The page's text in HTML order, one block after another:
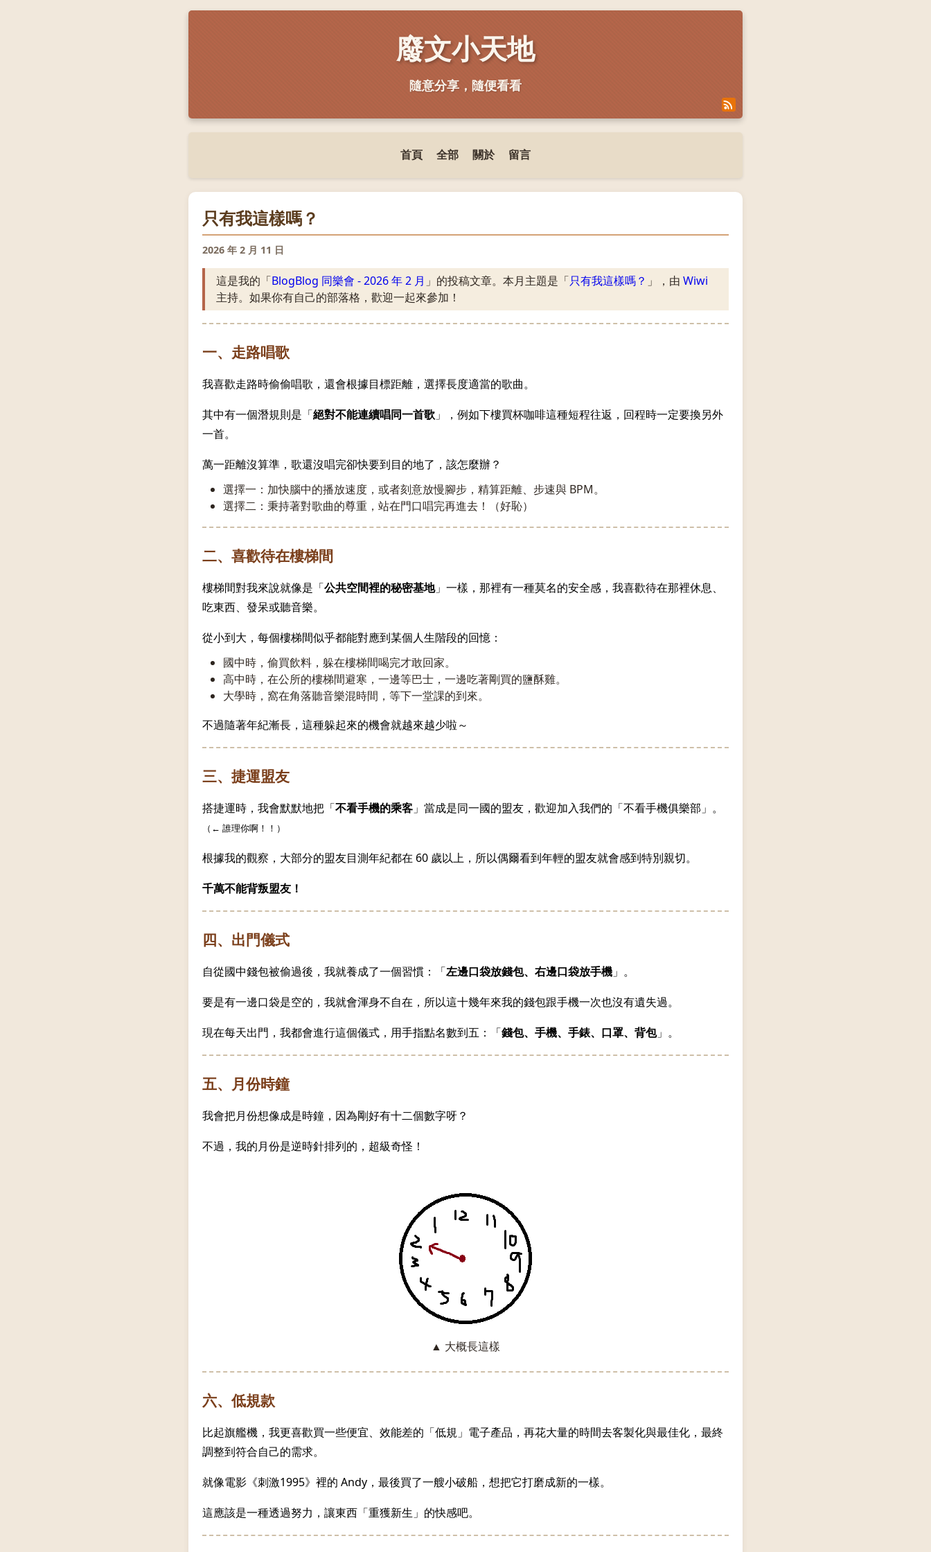
廢文小天地
隨意分享，隨便看看
首頁 全部 關於 留言
只有我這樣嗎？
2026 年 2 月 11 日
這是我的「BlogBlog 同樂會 - 2026 年 2 月 」的投稿文章。本月主題是「只有我這樣嗎？ 」，由 Wiwi
主持。如果你有自己的部落格，歡迎一起來參加！
一、走路唱歌
我喜歡走路時偷偷唱歌，還會根據目標距離，選擇長度適當的歌曲。
其中有一個潛規則是「絕對不能連續唱同一首歌 」，例如下樓買杯咖啡這種短程往返，回程時一定要換另外
一首。
萬一距離沒算準，歌還沒唱完卻快要到目的地了，該怎麼辦？
選擇一：加快腦中的播放速度，或者刻意放慢腳步，精算距離、步速與 BPM。
選擇二：秉持著對歌曲的尊重，站在門口唱完再進去！（好恥）
二、喜歡待在樓梯間
樓梯間對我來說就像是「公共空間裡的秘密基地」一樣，那裡有一種莫名的安全感，我喜歡待在那裡休息、
吃東西、發呆或聽音樂。
從小到大，每個樓梯間似乎都能對應到某個人生階段的回憶：
國中時，偷買飲料，躲在樓梯間喝完才敢回家。
高中時，在公所的樓梯間避寒，一邊等巴士，一邊吃著剛買的鹽酥雞。
大學時，窩在角落聽音樂混時間，等下一堂課的到來。
不過隨著年紀漸長，這種躲起來的機會就越來越少啦～
三、捷運盟友
搭捷運時，我會默默地把「不看手機的乘客 」當成是同一國的盟友，歡迎加入我們的「不看手機俱樂部」。
（← 誰理你啊！！）
根據我的觀察，大部分的盟友目測年紀都在 60 歲以上，所以偶爾看到年輕的盟友就會感到特別親切。
千萬不能背叛盟友！
四、出門儀式
自從國中錢包被偷過後，我就養成了一個習慣：「左邊口袋放錢包、右邊口袋放手機 」。
要是有一邊口袋是空的，我就會渾身不自在，所以這十幾年來我的錢包跟手機一次也沒有遺失過。
現在每天出門，我都會進行這個儀式，用手指點名數到五：「錢包、手機、手錶、口罩、背包」。
五、月份時鐘
我會把月份想像成是時鐘，因為剛好有十二個數字呀？
不過，我的月份是逆時針排列的，超級奇怪！
▲ 大概長這樣
六、低規款
比起旗艦機，我更喜歡買一些便宜、效能差的「低規」電子產品，再花大量的時間去客製化與最佳化，最終
調整到符合自己的需求。
就像電影《刺激1995》裡的 Andy，最後買了一艘小破船，想把它打磨成新的一樣。
這應該是一種透過努力，讓東西「重獲新生」的快感吧。